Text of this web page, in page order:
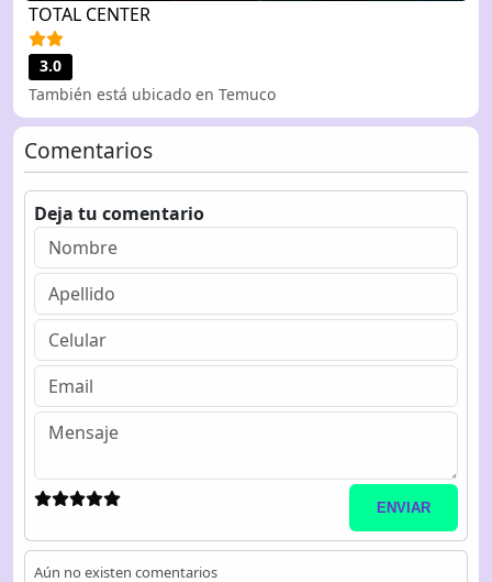
TOTAL CENTER
3.0
También está ubicado en Temuco
Comentarios
Deja tu comentario
ENVIAR
Aún no existen comentarios